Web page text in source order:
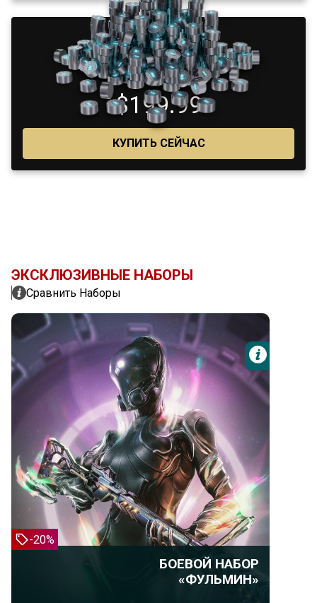
4600
$199.99
КУПИТЬ СЕЙЧАС
ЭКСКЛЮЗИВНЫЕ НАБОРЫ
Сравнить Наборы
-20%
БОЕВОЙ НАБОР
«ФУЛЬМИН»
Фульмин
БОЕВОЙ НАБОР «ФУЛЬМИН»
Фульмин
Раздельный патронник
Эфемера: Опула
3-дневный умножитель кредитов